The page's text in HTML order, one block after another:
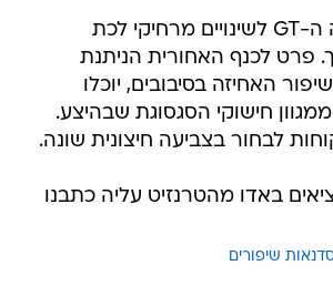
חיצונית לא זכתה ה-GT לשינויים מרחיקי לכת
פרט לכנף האחורית הניתנת
האחיזה בסיבובים, יוכלו
חישוקי הסגסוגת שבהיצע.
לבחור בצביעה חיצונית שונה.
באדו מהטרנזיט עליה כתבנו
שיפורים